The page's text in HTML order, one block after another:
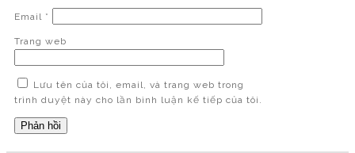
Email *
Trang web
Lưu tên của tôi, email, và trang web trong
trình duyệt này cho lần bình luận kế tiếp của tôi.